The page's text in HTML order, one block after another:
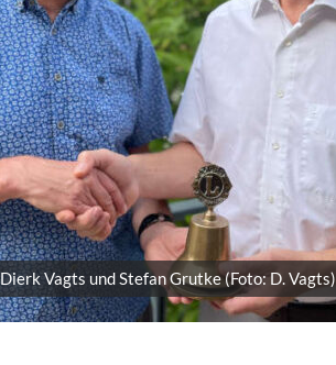
Dierk Vagts und Stefan Grutke (Foto: D. Vagts)